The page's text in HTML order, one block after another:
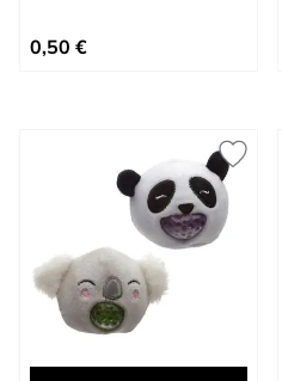
0,50 €